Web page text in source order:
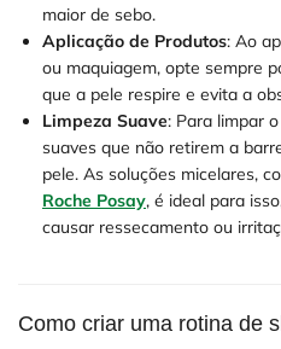
maior de sebo.
Aplicação de Produtos: Ao
ou maquiagem, opte sempre
que a pele respire e evita a
Limpeza Suave: Para limpar
suaves que não retirem a
pele. As soluções micelares,
Roche Posay, é ideal para
causar ressecamento ou
Como criar uma rotina de